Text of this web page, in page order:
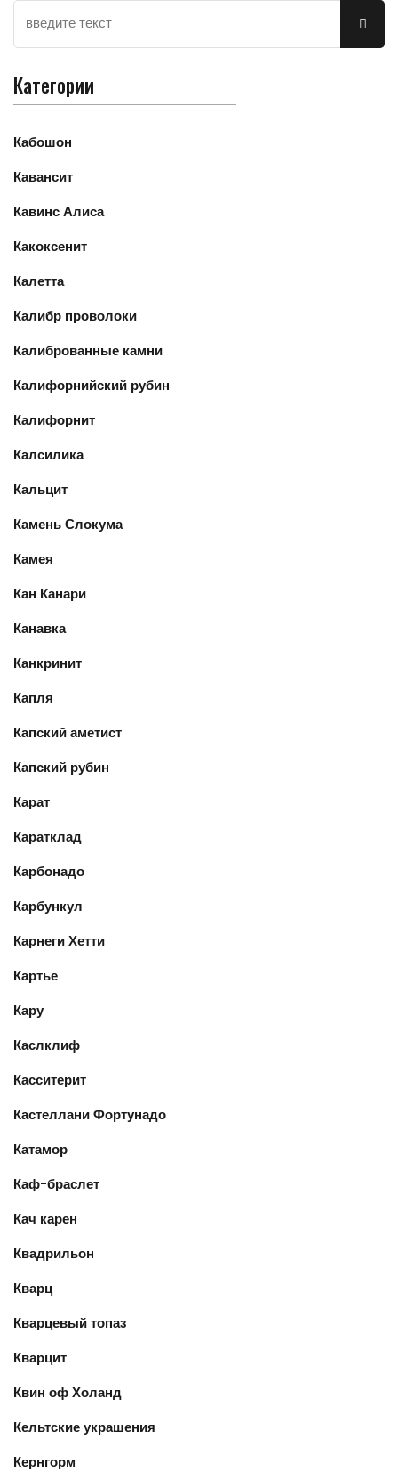
Категории
Кабошон
Кавансит
Кавинс Алиса
Какоксенит
Калетта
Калибр проволоки
Калиброванные камни
Калифорнийский рубин
Калифорнит
Калсилика
Кальцит
Камень Слокума
Камея
Кан Канари
Канавка
Канкринит
Капля
Капский аметист
Капский рубин
Карат
Каратклад
Карбонадо
Карбункул
Карнеги Хетти
Картье
Кару
Каслклиф
Касситерит
Кастеллани Фортунадо
Катамор
Каф-браслет
Кач карен
Квадрильон
Кварц
Кварцевый топаз
Кварцит
Квин оф Холанд
Кельтские украшения
Кернгорм